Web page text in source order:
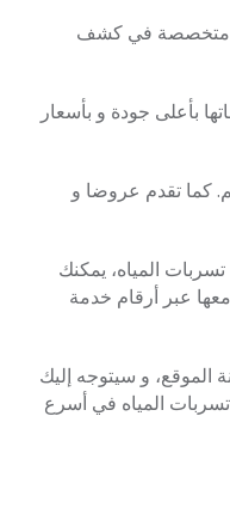
متخصصة في كشف
بأعلى جودة و بأسعار
كما تقدم عروضا و
المياه، يمكنك
عبر أرقام خدمة
الموقع، و سيتوجه إليك
المياه في أسرع